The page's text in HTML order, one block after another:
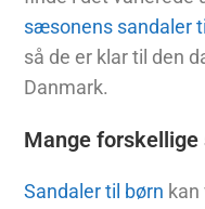
sæsonens sandaler
så de er klar til den
Danmark.
Mange forskellige
Sandaler til børn